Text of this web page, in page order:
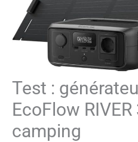
Test :
EcoFlow
camping